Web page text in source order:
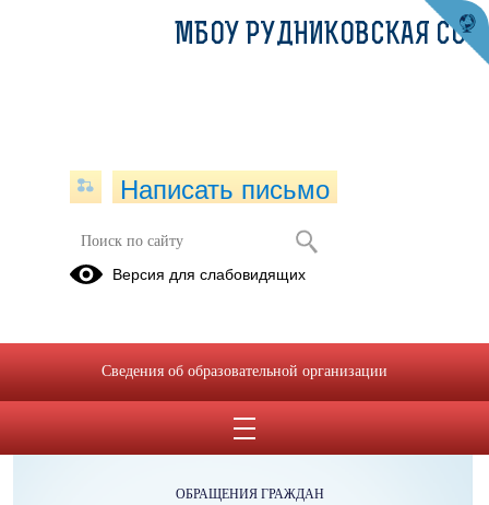
Обработка персональных данных
ОБРАЩЕНИЯ ГРАЖДАН
МБОУ РУДНИКОВСКАЯ СОШ
Написать письмо
Версия для слабовидящих
Сведения об образовательной организации